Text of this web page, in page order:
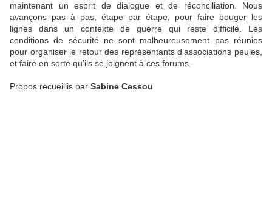
maintenant un esprit de dialogue et de réconciliation. Nous
avançons pas à pas, étape par étape, pour faire bouger les
lignes dans un contexte de guerre qui reste difficile. Les
conditions de sécurité ne sont malheureusement pas réunies
pour organiser le retour des représentants d’associations peules,
et faire en sorte qu’ils se joignent à ces forums.
Propos recueillis par Sabine Cessou